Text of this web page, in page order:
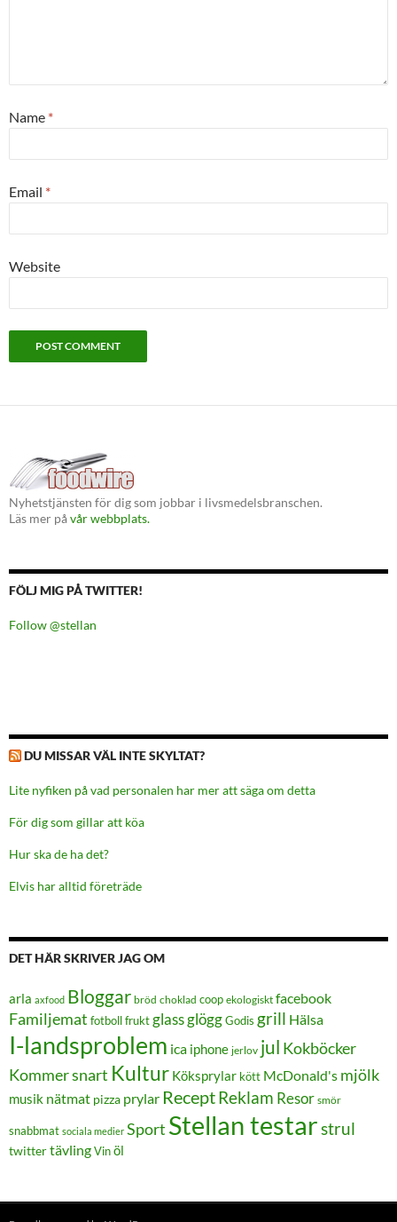
Name *
Email *
Website
Nyhetstjänsten för dig som jobbar i livsmedelsbranschen.
Läs mer påvår webbplats.
FÖLJ MIG PÅ TWITTER!
Follow @stellan
DU MISSAR VÄL INTE SKYLTAT?
Lite nyfiken på vad personalen har mer att säga om detta
För dig som gillar att köa
Hur ska de ha det?
Elvis har alltid företräde
DET HÄR SKRIVER JAG OM
arla axfood Bloggar bröd choklad coop ekologiskt facebook
Familjemat fotboll fruktglassglöggGodis grill Hälsa
I-landsproblem ica iphone jerlov jul Kokböcker
Kommer snart Kultur Köksprylar kött McDonald's mjölk
musik nätmat pizza prylar ReceptReklam Resor smör
snabbmat sociala medier Sport Stellan testarstrul
twittertävling Vin öl